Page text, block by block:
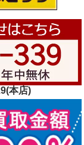
本店)